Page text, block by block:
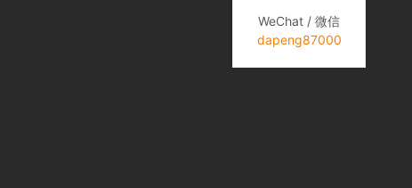
WeChat / 微信
dapeng87000